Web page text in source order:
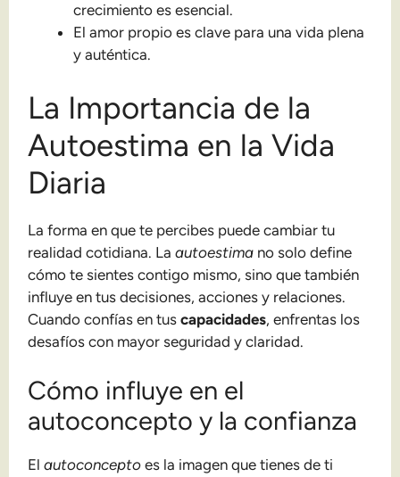
crecimiento es esencial.
El amor propio es clave para una vida plena
y auténtica.
La Importancia de la
Autoestima en la Vida
Diaria
La forma en que te percibes puede cambiar tu
realidad cotidiana. Laautoestima no solo define
cómo te sientes contigo mismo, sino que también
influye en tus decisiones, acciones y relaciones.
Cuando confías en tuscapacidades, enfrentas los
desafíos con mayor seguridad y claridad.
Cómo influye en el
autoconcepto y la confianza
Elautoconcepto es la imagen que tienes de ti